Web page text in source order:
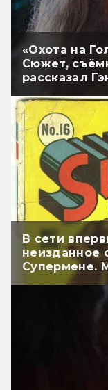
«Охота на
Сюжет,
рассказал
В сети
неизданное
Супермене.